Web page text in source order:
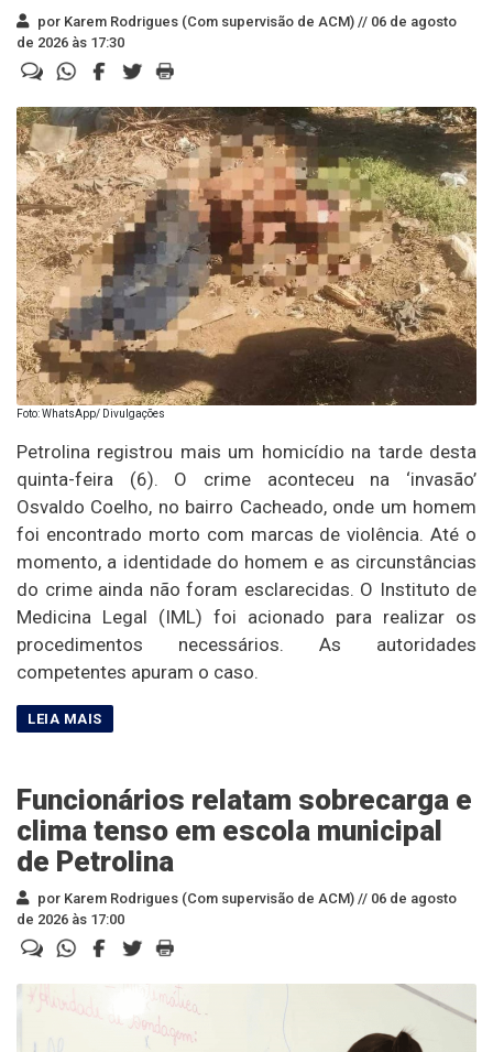
por Karem Rodrigues (Com supervisão de ACM) // 06 de agosto
de 2026 às 17:30
Foto: WhatsApp/ Divulgações
Petrolina registrou mais um homicídio na tarde desta
quinta-feira (6). O crime aconteceu na ‘invasão’
Osvaldo Coelho, no bairro Cacheado, onde um homem
foi encontrado morto com marcas de violência. Até o
momento, a identidade do homem e as circunstâncias
do crime ainda não foram esclarecidas. O Instituto de
Medicina Legal (IML) foi acionado para realizar os
procedimentos necessários. As autoridades
competentes apuram o caso.
Funcionários relatam sobrecarga e
clima tenso em escola municipal
de Petrolina
por Karem Rodrigues (Com supervisão de ACM) // 06 de agosto
de 2026 às 17:00